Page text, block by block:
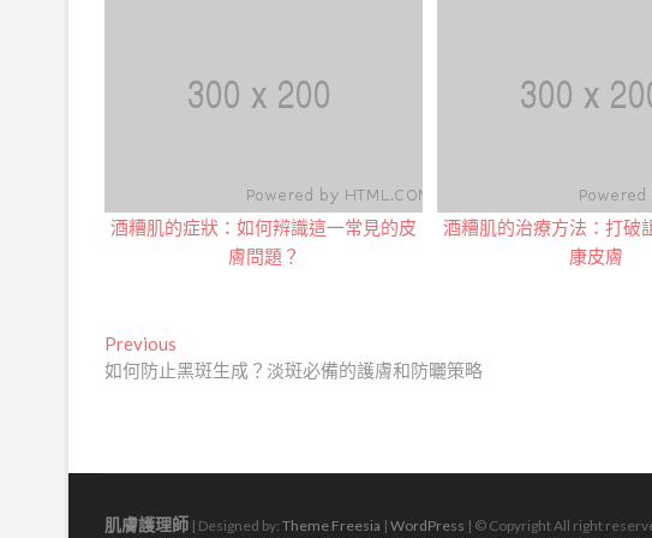
酒糟肌的症狀：如何辨識這一常見的皮
膚問題？
酒糟肌的治療方法：打破
康皮膚
文
章
覽
Previous
post:
如何防止黑斑生成？淡斑必備的護膚和防曬策略
肌膚護理師 | Designed by: Theme Freesia | WordPress | © Copyright All right